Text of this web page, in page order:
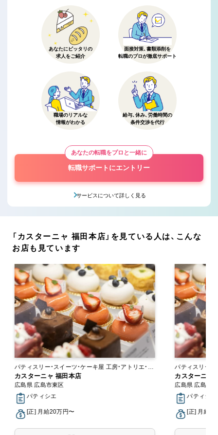
あなたにピッタリの
求人をご紹介
面接対策、書類添削を
転職のプロが徹底サポート
職場のリアルな
情報がわかる
給与、休み、労働時間の
条件交渉を代行
あなたの転職をプロと一緒に
転職サポートにエントリー
サービスについて詳しく見る
「カスターニャ 福田本店」を見ている人は、こんな
お店も見ています
パティスリー・スイーツ・ケーキ屋 工房・アトリエ・オ
ンラインショップ
カスターニャ 福田本店
広島県 広島市東区
パティシエ
[正] 月給20万円〜
パティスリー・スイーツ
ンラインショッ
カスターニャ
広島県 広島市
パティシエ
[正] 月給20